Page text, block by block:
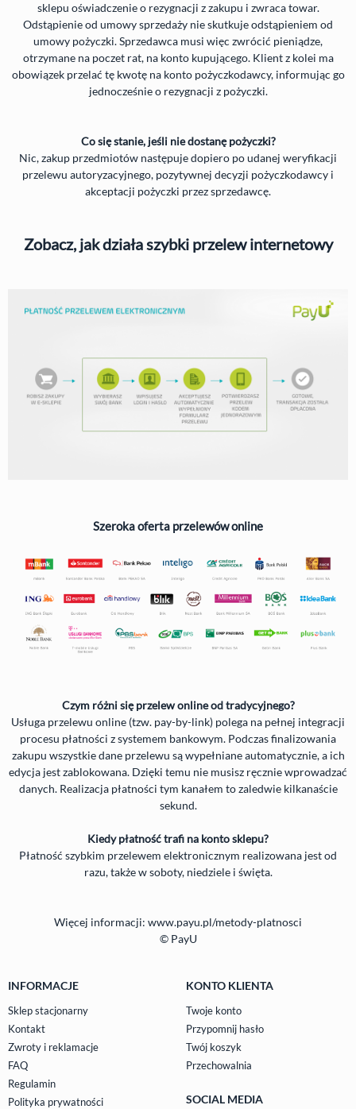
sklepu oświadczenie o rezygnacji z zakupu i zwraca towar.
Odstąpienie od umowy sprzedaży nie skutkuje odstąpieniem od
umowy pożyczki. Sprzedawca musi więc zwrócić pieniądze,
otrzymane na poczet rat, na konto kupującego. Klient z kolei ma
obowiązek przelać tę kwotę na konto pożyczkodawcy, informując go
jednocześnie o rezygnacji z pożyczki.
Co się stanie, jeśli nie dostanę pożyczki?
Nic, zakup przedmiotów następuje dopiero po udanej weryfikacji
przelewu autoryzacyjnego, pozytywnej decyzji pożyczkodawcy i
akceptacji pożyczki przez sprzedawcę.
Zobacz, jak działa szybki przelew internetowy
Szeroka oferta przelewów online
Czym różni się przelew online od tradycyjnego?
Usługa przelewu online (tzw. pay-by-link) polega na pełnej integracji
procesu płatności z systemem bankowym. Podczas finalizowania
zakupu wszystkie dane przelewu są wypełniane automatycznie, a ich
edycja jest zablokowana. Dzięki temu nie musisz ręcznie wprowadzać
danych. Realizacja płatności tym kanałem to zaledwie kilkanaście
sekund.
Kiedy płatność trafi na konto sklepu?
Płatność szybkim przelewem elektronicznym realizowana jest od
razu, także w soboty, niedziele i święta.
Więcej informacji: www.payu.pl/metody-platnosci
© PayU
INFORMACJE
Sklep stacjonarny
Kontakt
Zwroty i reklamacje
FAQ
Regulamin
Polityka prywatności
KONTO KLIENTA
Twoje konto
Przypomnij hasło
Twój koszyk
Przechowalnia
SOCIAL MEDIA